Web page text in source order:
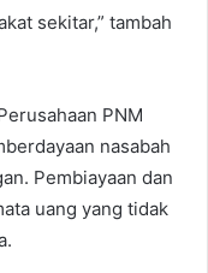
sekitar,” tambah
PNM
nasabah
Pembiayaan dan
uang yang tidak